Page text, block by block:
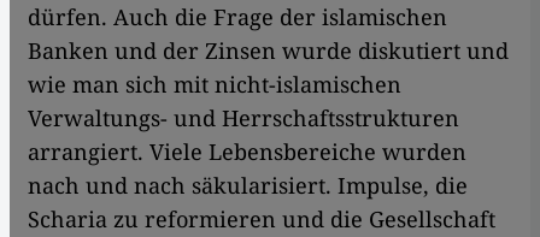
dürfen. Auch die Frage der islamischen
Banken und der Zinsen wurde diskutiert und
wie man sich mit nicht-islamischen
Verwaltungs- und Herrschaftsstrukturen
arrangiert. Viele Lebensbereiche wurden
nach und nach säkularisiert. Impulse, die
Scharia zu reformieren und die Gesellschaft